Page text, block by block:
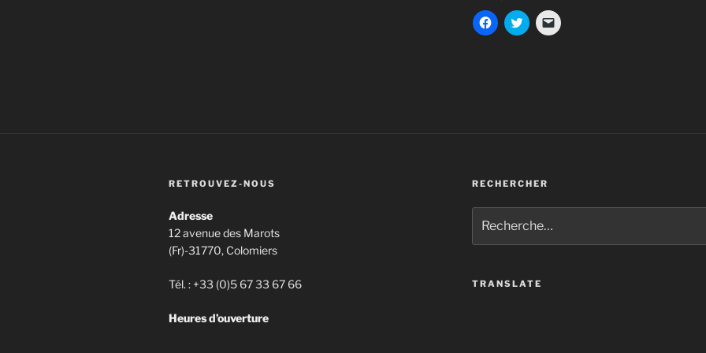
RETROUVEZ-NOUS
Adresse
12 avenue des Marots
(Fr)-31770, Colomiers
Tél. : +33 (0)5 67 33 67 66
Heures d’ouverture
RECHERCHER
pour
:
TRANSLATE